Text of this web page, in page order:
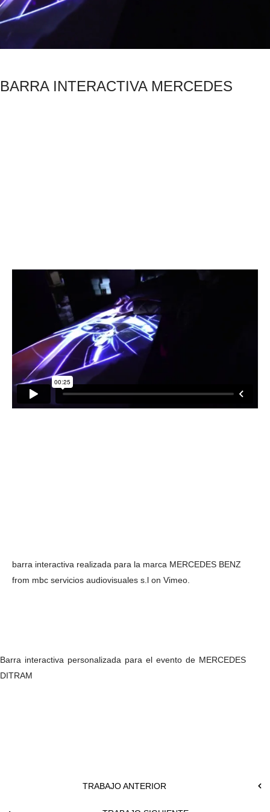
BARRA INTERACTIVA MERCEDES
barra interactiva realizada para la marca MERCEDES BENZ
from mbc servicios audiovisuales s.l on Vimeo
Barra interactiva personalizada para el evento de MERCEDES
DITRAM
TRABAJO ANTERIOR